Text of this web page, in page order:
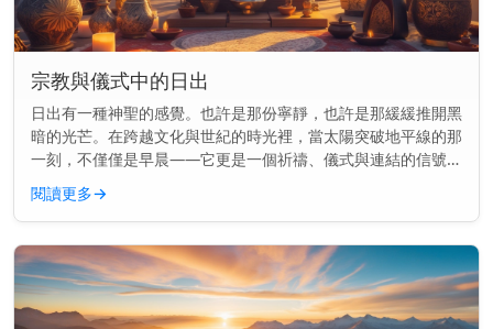
宗教與儀式中的日出
日出有一種神聖的感覺。也許是那份寧靜，也許是那緩緩推開黑
暗的光芒。在跨越文化與世紀的時光裡，當太陽突破地平線的那
一刻，不僅僅是早晨——它更是一個祈禱、儀式與連結的信號。
主要見解： 日出長久以來標誌著許多宗教中的神聖時刻，用於
祈禱、供奉和慶...
閱讀更多→